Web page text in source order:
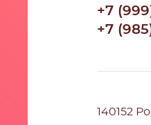
+7
+7
140152